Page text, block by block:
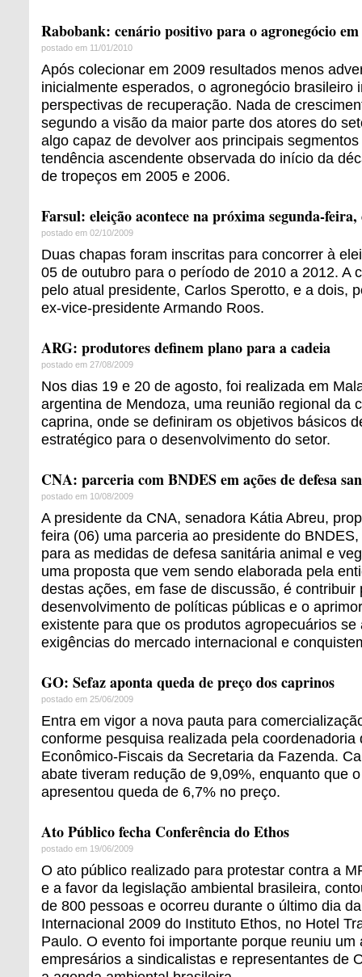
Rabobank: cenário positivo para o agronegócio em
postado em 11/01/2010
Após colecionar em 2009 resultados menos
inicialmente esperados, o agronegócio brasileiro
perspectivas de recuperação. Nada de
segundo a visão da maior parte dos atores do
algo capaz de devolver aos principais
tendência ascendente observada do início da
de tropeços em 2005 e 2006.
Farsul: eleição acontece na próxima segunda-feira,
postado em 02/10/2009
Duas chapas foram inscritas para concorrer à
05 de outubro para o período de 2010 a 2012. A
pelo atual presidente, Carlos Sperotto, e a dois,
ex-vice-presidente Armando Roos.
ARG: produtores definem plano para a cadeia
postado em 27/08/2009
Nos dias 19 e 20 de agosto, foi realizada em
argentina de Mendoza, uma reunião regional da
caprina, onde se definiram os objetivos básicos
estratégico para o desenvolvimento do setor.
CNA: parceria com BNDES em ações de defesa
postado em 10/08/2009
A presidente da CNA, senadora Kátia Abreu,
feira (06) uma parceria ao presidente do
para as medidas de defesa sanitária animal e
uma proposta que vem sendo elaborada pela
destas ações, em fase de discussão, é contribuir
desenvolvimento de políticas públicas e o
existente para que os produtos agropecuários se
exigências do mercado internacional e
GO: Sefaz aponta queda de preço dos caprinos
postado em 25/06/2009
Entra em vigor a nova pauta para
conforme pesquisa realizada pela coordenadoria
Econômico-Fiscais da Secretaria da Fazenda.
abate tiveram redução de 9,09%, enquanto que
apresentou queda de 6,7% no preço.
Ato Público fecha Conferência do Ethos
postado em 19/06/2009
O ato público realizado para protestar contra a
e a favor da legislação ambiental brasileira,
de 800 pessoas e ocorreu durante o último dia
Internacional 2009 do Instituto Ethos, no Hotel
Paulo. O evento foi importante porque reuniu um
empresários a sindicalistas e representantes de